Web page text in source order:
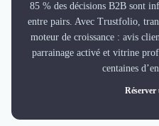
85 % des décisions B2B sont
entre pairs. Avec Trustfolio,
moteur de croissance : avis
parrainage activé et vitrine
centaines
Réserver